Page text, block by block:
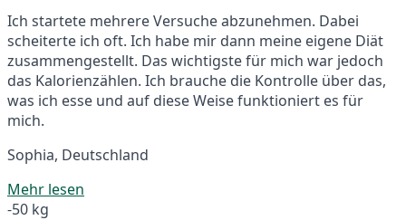
Ich startete mehrere Versuche abzunehmen. Dabei
scheiterte ich oft. Ich habe mir dann meine eigene Diät
zusammengestellt. Das wichtigste für mich war jedoch
das Kalorienzählen. Ich brauche die Kontrolle über das,
was ich esse und auf diese Weise funktioniert es für
mich.
Sophia, Deutschland
Mehr lesen
-50 kg